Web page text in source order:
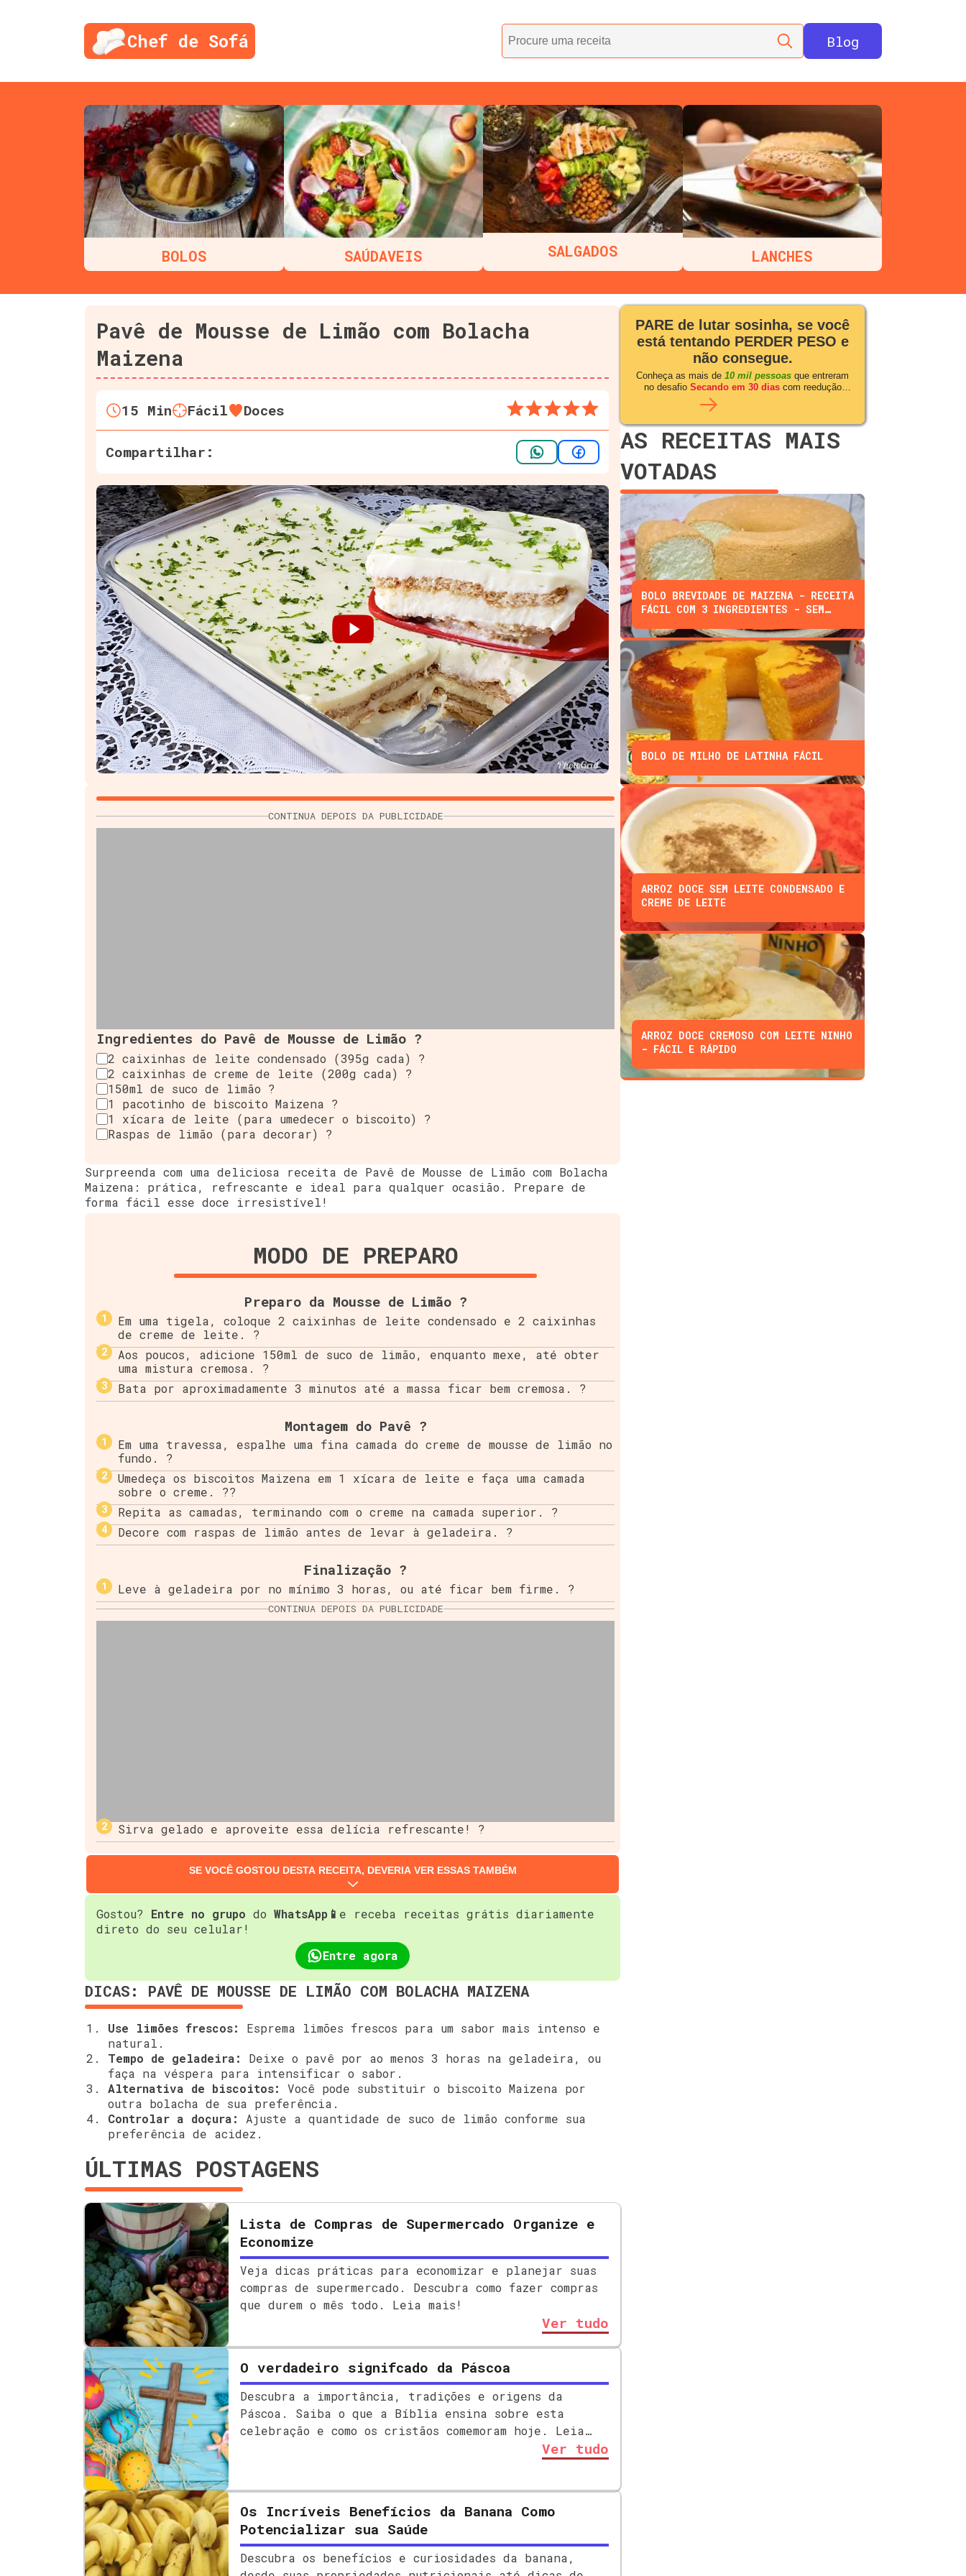
Chef de Sofá Blog
BOLOS SAÚDAVEIS SALGADOS LANCHES
Pavê de Mousse de Limão com Bolacha
Maizena
15 Min Fácil Doces
Compartilhar:
CONTINUA DEPOIS DA PUBLICIDADE
Ingredientes do Pavê de Mousse de Limão ?
2 caixinhas de leite condensado (395g cada) ?
2 caixinhas de creme de leite (200g cada) ?
150ml de suco de limão ?
1 pacotinho de biscoito Maizena ?
1 xícara de leite (para umedecer o biscoito) ?
Raspas de limão (para decorar) ?
Surpreenda com uma deliciosa receita de Pavê de Mousse de Limão com Bolacha
Maizena: prática, refrescante e ideal para qualquer ocasião. Prepare de
forma fácil esse doce irresistível!
MODO DE PREPARO
Preparo da Mousse de Limão ?
Em uma tigela, coloque 2 caixinhas de leite condensado e 2 caixinhas
de creme de leite. ?
Aos poucos, adicione 150ml de suco de limão, enquanto mexe, até obter
uma mistura cremosa. ?
Bata por aproximadamente 3 minutos até a massa ficar bem cremosa. ?
Montagem do Pavê ?
Em uma travessa, espalhe uma fina camada do creme de mousse de limão no
fundo. ?
Umedeça os biscoitos Maizena em 1 xícara de leite e faça uma camada
sobre o creme. ??
Repita as camadas, terminando com o creme na camada superior. ?
Decore com raspas de limão antes de levar à geladeira. ?
Finalização ?
Leve à geladeira por no mínimo 3 horas, ou até ficar bem firme. ?
CONTINUA DEPOIS DA PUBLICIDADE
Sirva gelado e aproveite essa delícia refrescante! ?️
SE VOCÊ GOSTOU DESTA RECEITA, DEVERIA VER ESSAS TAMBÉM
Gostou? Entre no grupo do WhatsApp📱 e receba receitas grátis diariamente
direto do seu celular!
Entre agora
DICAS: PAVÊ DE MOUSSE DE LIMÃO COM BOLACHA MAIZENA
Use limões frescos:
Esprema limões frescos para um sabor mais intenso e
natural.
Tempo de geladeira:
Deixe o pavê por ao menos 3 horas na geladeira, ou
faça na véspera para intensificar o sabor.
Alternativa de biscoitos:
Você pode substituir o biscoito Maizena por
outra bolacha de sua preferência.
Controlar a doçura:
Ajuste a quantidade de suco de limão conforme sua
preferência de acidez.
ÚLTIMAS POSTAGENS
Lista de Compras de Supermercado Organize e
Economize
Veja dicas práticas para economizar e planejar suas
compras de supermercado. Descubra como fazer compras
que durem o mês todo. Leia mais!
Ver tudo
O verdadeiro signifcado da Páscoa
Descubra a importância, tradições e origens da
Páscoa. Saiba o que a Bíblia ensina sobre esta
celebração e como os cristãos comemoram hoje. Leia
Ver tudo
Os Incríveis Benefícios da Banana Como
Potencializar sua Saúde
Descubra os benefícios e curiosidades da banana,
PARE de lutar sosinha, se você
está tentando PERDER PESO e
não consegue.
Conheça as mais de 10 mil pessoas que entreram
no desafio Secando em 30 diascom reedução
AS RECEITAS MAIS
VOTADAS
BOLO BREVIDADE DE MAIZENA - RECEITA
FÁCIL COM 3 INGREDIENTES - SEM
BOLO DE MILHO DE LATINHA FÁCIL
ARROZ DOCE SEM LEITE CONDENSADO E
CREME DE LEITE
ARROZ DOCE CREMOSO COM LEITE NINHO
- FÁCIL E RÁPIDO